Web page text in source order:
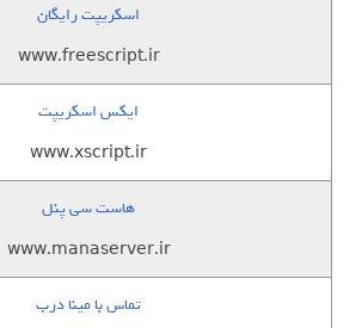
اسکریپت رایگان
www.freescript.ir
ایکس اسکریپت
www.xscript.ir
هاست سی پنل
www.manaserver.ir
تماس با مینا درب